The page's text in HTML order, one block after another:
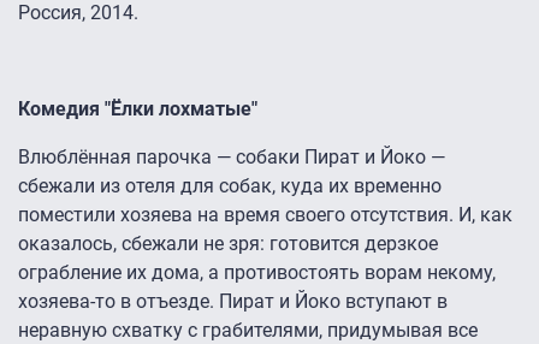
Россия, 2014.
Комедия "Ёлки лохматые"
Влюблённая парочка — собаки Пират и Йоко —
сбежали из отеля для собак, куда их временно
поместили хозяева на время своего отсутствия. И, как
оказалось, сбежали не зря: готовится дерзкое
ограбление их дома, а противостоять ворам некому,
хозяева-то в отъезде. Пират и Йоко вступают в
неравную схватку с грабителями, придумывая все